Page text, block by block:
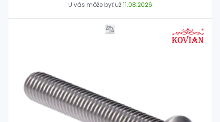
U vás môže byť už11.08.2026